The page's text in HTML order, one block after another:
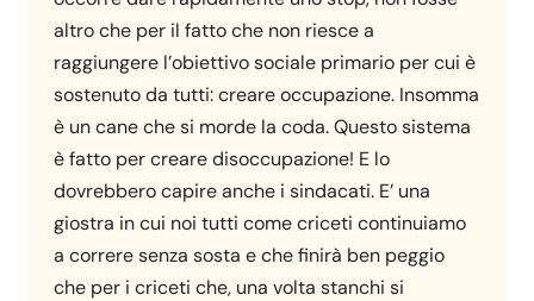
altro che per il fatto che non riesce a
raggiungere l’obiettivo sociale primario per cui è
sostenuto da tutti: creare occupazione. Insomma
è un cane che si morde la coda. Questo sistema
è fatto per creare disoccupazione! E lo
dovrebbero capire anche i sindacati. E’ una
giostra in cui noi tutti come criceti continuiamo
a correre senza sosta e che finirà ben peggio
che per i criceti che, una volta stanchi si